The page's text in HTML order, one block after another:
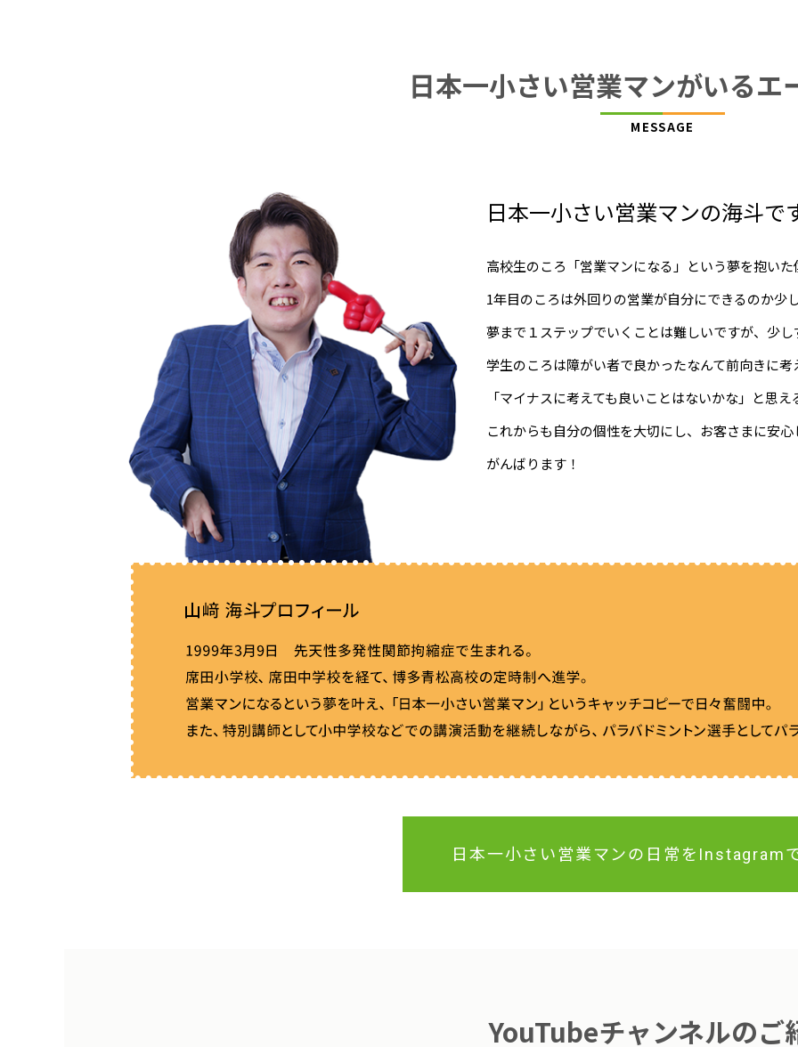
日本一小さい営業マンがいるエ
MESSAGE
日本一小さい営業マンの海斗で
高校生のころ「営業マンになる」という夢を抱い
1年目のころは外回りの営業が自分にできるのか少
夢まで１ステップでいくことは難しいですが、少
学生のころは障がい者で良かったなんて前向きに
「マイナスに考えても良いことはないかな」と思
これからも自分の個性を大切にし、お客さまに安
がんばります！
日本一小さい営業マンの日常をInstagram
YouTubeチャンネルのご